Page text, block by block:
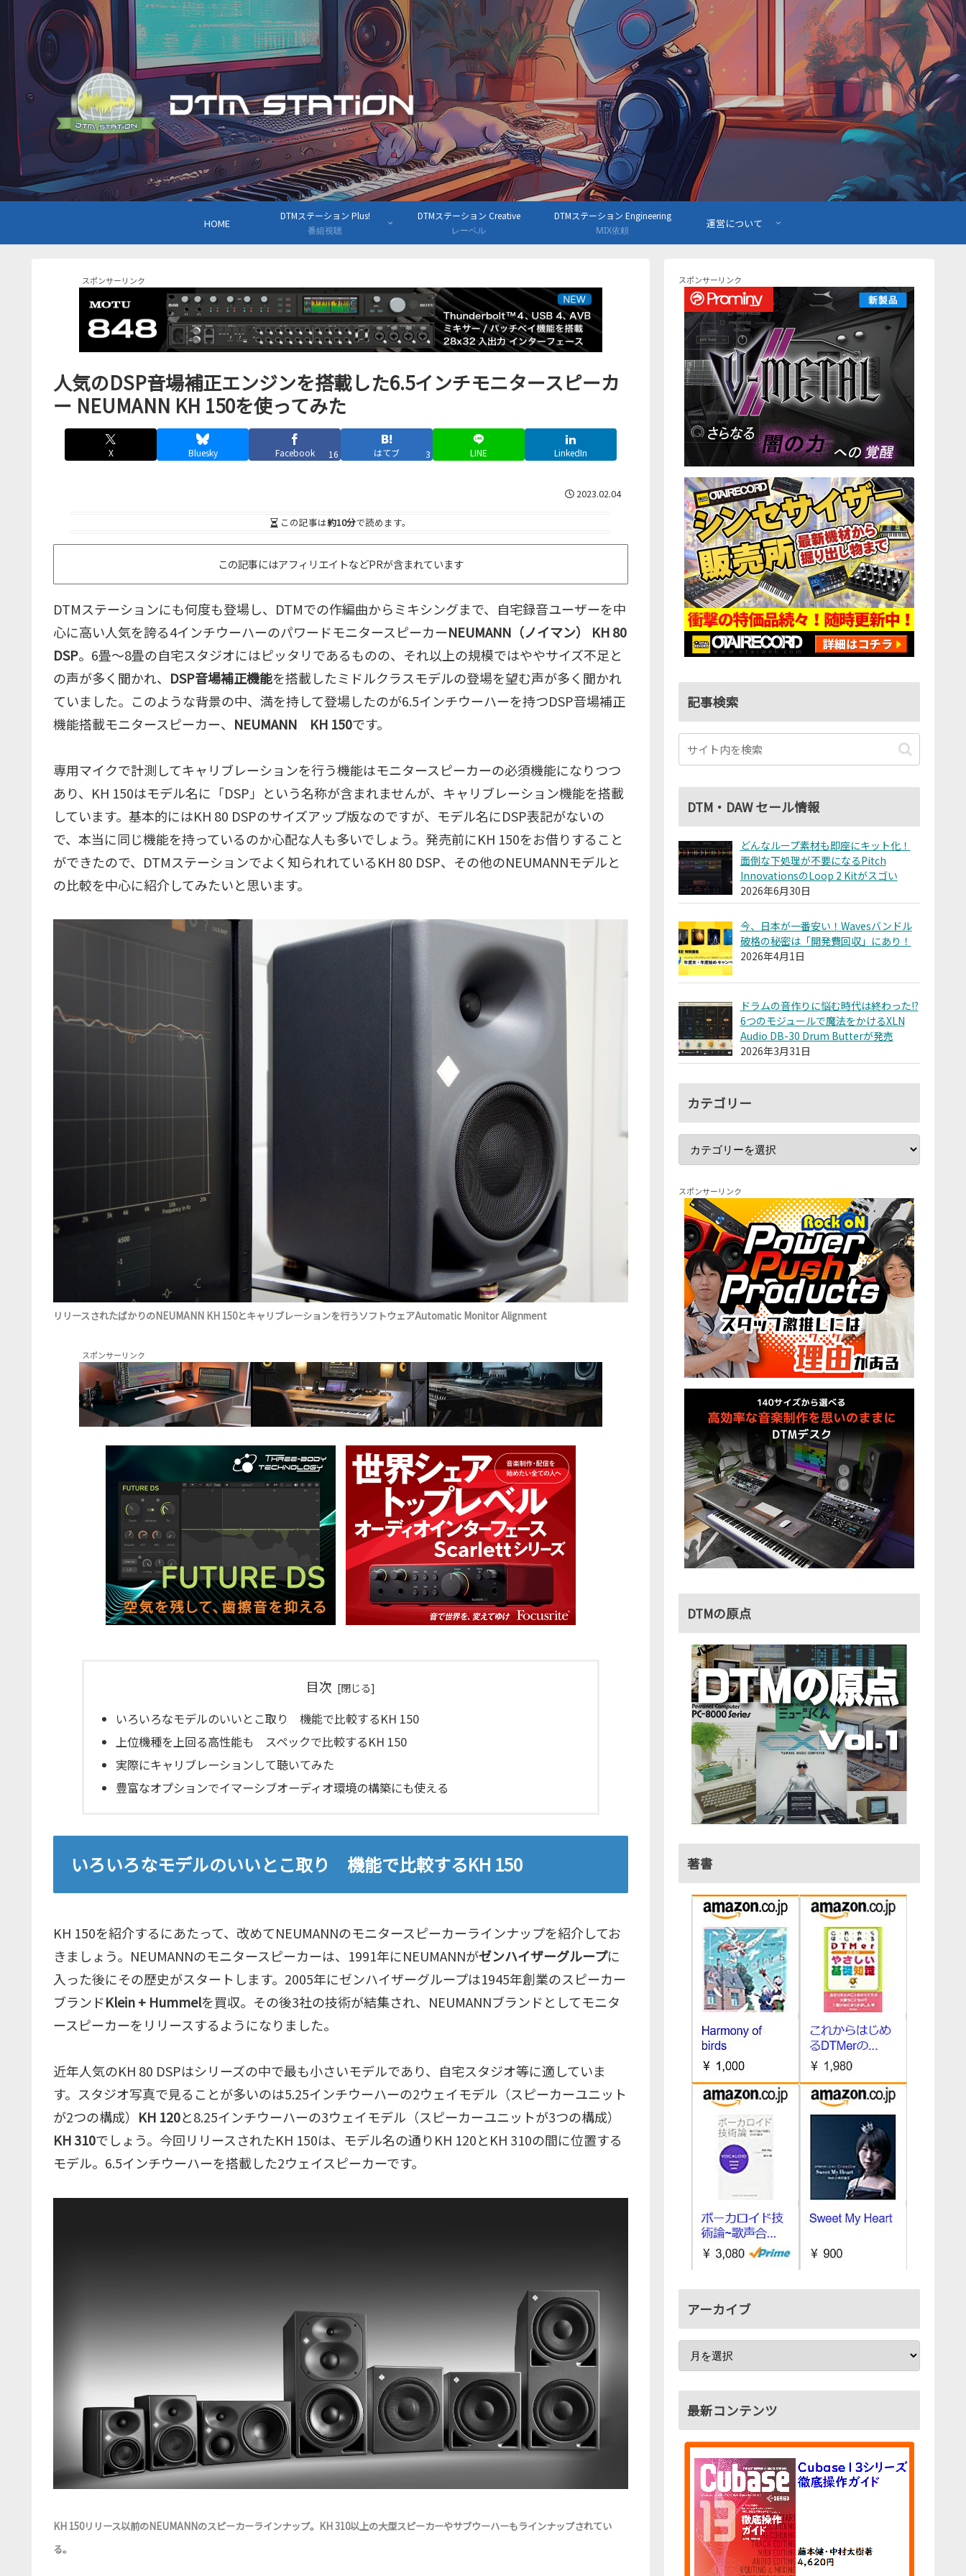
HOME
DTMステーション Plus!
番組視聴
DTMステーション Creative
レーベル
DTMステーション Engineering
MIX依頼
運営について
スポンサーリンク
人気のDSP音場補正エンジンを搭載した6.5インチモニタースピーカ
ー NEUMANN KH 150を使ってみた
X Bluesky Facebook 16 はてブ 3 LINE LinkedIn
2023.02.04
この記事は約10分で読めます。
この記事にはアフィリエイトなどPRが含まれています
DTMステーションにも何度も登場し、DTMでの作編曲からミキシングまで、自宅録音ユーザーを中
心に高い人気を誇る4インチウーハーのパワードモニタースピーカーNEUMANN（ノイマン） KH 80
DSP。6畳〜8畳の自宅スタジオにはピッタリであるものの、それ以上の規模ではややサイズ不足と
の声が多く聞かれ、 DSP音場補正機能を搭載したミドルクラスモデルの登場を望む声が多く聞かれ
ていました。このような背景の中、満を持して登場したのが6.5インチウーハーを持つDSP音場補正
機能搭載モニタースピーカー、 NEUMANN KH 150です。
専用マイクで計測してキャリブレーションを行う機能はモニタースピーカーの必須機能になりつつ
あり、KH 150はモデル名に「DSP」という名称が含まれませんが、キャリブレーション機能を搭載
しています。基本的にはKH 80 DSPのサイズアップ版なのですが、モデル名にDSP表記がないの
で、本当に同じ機能を持っているのか心配な人も多いでしょう。発売前にKH 150をお借りすること
ができたので、DTMステーションでよく知られれているKH 80 DSP、その他のNEUMANNモデルと
の比較を中心に紹介してみたいと思います。
リリースされたばかりのNEUMANN KH 150とキャリブレーションを行うソフトウェアAutomatic Monitor Alignment
スポンサーリンク
目次
いろいろなモデルのいいとこ取り 機能で比較するKH 150
上位機種を上回る高性能も スペックで比較するKH 150
実際にキャリブレーションして聴いてみた
豊富なオプションでイマーシブオーディオ環境の構築にも使える
いろいろなモデルのいいとこ取り 機能で比較するKH 150
KH 150を紹介するにあたって、改めてNEUMANNのモニタースピーカーラインナップを紹介してお
きましょう。NEUMANNのモニタースピーカーは、1991年にNEUMANNがゼンハイザーグループに
入った後にその歴史がスタートします。2005年にゼンハイザーグループは1945年創業のスピーカー
ブランドKlein + Hummelを買収。その後3社の技術が結集され、NEUMANNブランドとしてモニタ
ースピーカーをリリースするようになりました。
近年人気のKH 80 DSPはシリーズの中で最も小さいモデルであり、自宅スタジオ等に適していま
す。スタジオ写真で見ることが多いのは5.25インチウーハーの2ウェイモデル（スピーカーユニット
が2つの構成） KH 120と8.25インチウーハーの3ウェイモデル（スピーカーユニットが3つの構成）
KH 310でしょう。今回リリースされたKH 150は、モデル名の通りKH 120とKH 310の間に位置する
モデル。6.5インチウーハーを搭載した2ウェイスピーカーです。
KH 150リリース以前のNEUMANNのスピーカーラインナップ。KH 310以上の大型スピーカーやサブウーハーもラインナップされてい
る。
スポンサーリンク
記事検索
DTM・DAW セール情報
どんなループ素材も即座にキット化！
面倒な下処理が不要になるPitch
InnovationsのLoop 2 Kitがスゴい
2026年6月30日
今、日本が一番安い！Wavesバンドル
破格の秘密は「開発費回収」にあり！
2026年4月1日
ドラムの音作りに悩む時代は終わった!?
6つのモジュールで魔法をかけるXLN
Audio DB-30 Drum Butterが発売
2026年3月31日
カテゴリー
スポンサーリンク
DTMの原点
著書
アーカイブ
最新コンテンツ